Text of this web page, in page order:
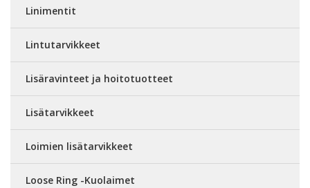
Linimentit
Lintutarvikkeet
Lisäravinteet ja hoitotuotteet
Lisätarvikkeet
Loimien lisätarvikkeet
Loose Ring -Kuolaimet